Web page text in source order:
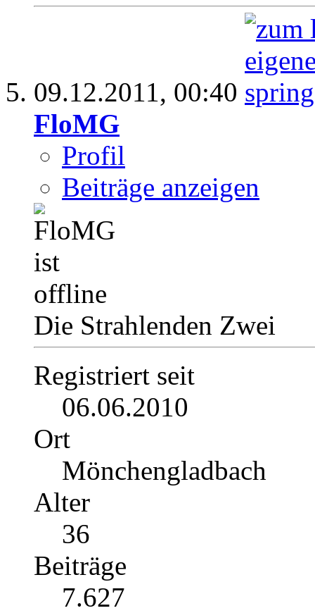
09.12.2011, 00:40
FloMG
Profil
Beiträge anzeigen
Die Strahlenden Zwei
Registriert seit
06.06.2010
Ort
Mönchengladbach
Alter
36
Beiträge
7.627